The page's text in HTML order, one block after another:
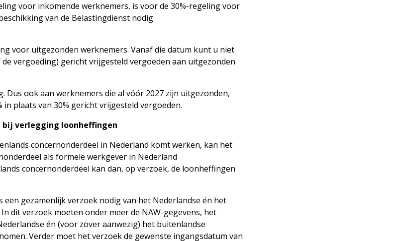
voor inkomende werknemers, is voor de 30%-regeling voor
van de Belastingdienst nodig.
voor uitgezonden werknemers. Vanaf die datum kunt u niet
vergoeding) gericht vrijgesteld vergoeden aan uitgezonden
Dus ook aan werknemers die al vóór 2027 zijn uitgezonden,
in plaats van 30% gericht vrijgesteld vergoeden.
verlegging loonheffingen
concernonderdeel in Nederland komt werken, kan het
als formele werkgever in Nederland
concernonderdeel kan dan, op verzoek, de loonheffingen
gezamenlijk verzoek nodig van het Nederlandse én het
dit verzoek moeten onder meer de NAW-gegevens, het
én (voor zover aanwezig) het buitenlandse
Verder moet het verzoek de gewenste ingangsdatum van